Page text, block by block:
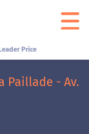
Price
Paillade - Av.